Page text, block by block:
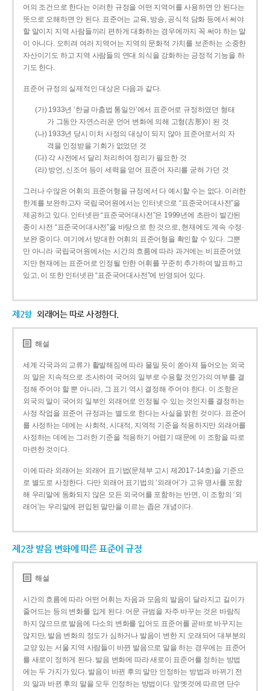
어의 조건으로 한다는 이러한 규정을 어떤 지역어를 사용하면 안 된다는
뜻으로 오해하면 안 된다. 표준어는 교육, 방송, 공식적 담화 등에서 써야
할 말이지 지역 사람들끼리 편하게 대화하는 경우에까지 꼭 써야 하는 말
이 아니다. 오히려 여러 지역어는 지역의 문화적 가치를 보존하는 소중한
자산이기도 하고 지역 사람들의 연대 의식을 강화하는 긍정적 기능을 하
기도 한다.
표준어 규정의 실제적인 대상은 다음과 같다.
(가) 1933년 ‘한글 마춤법 통일안’에서 표준어로 규정하였던 형태
가 그동안 자연스러운 언어 변화에 의해 고형(古形)이 된 것
(나) 1933년 당시 미처 사정의 대상이 되지 않아 표준어로서의 자
격을 인정받을 기회가 없었던 것
(다) 각 사전에서 달리 처리하여 정리가 필요한 것
(라) 방언, 신조어 등이 세력을 얻어 표준어 자리를 굳혀 가던 것
그러나 수많은 어휘의 표준어형을 규정에서 다 예시할 수는 없다. 이러한
한계를 보완하고자 국립국어원에서는 인터넷으로 “표준국어대사전”을
제공하고 있다. 인터넷판 “표준국어대사전”은 1999년에 초판이 발간된
종이 사전 “표준국어대사전”을 바탕으로 한 것으로, 현재에도 계속 수정·
보완 중이다. 여기에서 방대한 어휘의 표준어형을 확인할 수 있다. 그뿐
만 아니라 국립국어원에서는 시간의 흐름에 따라 과거에는 비표준어였
지만 현재에는 표준어로 인정될 만한 어휘를 꾸준히 추가하여 발표하고
있고, 이 또한 인터넷판 “표준국어대사전”에 반영되어 있다.
제2항 외래어는 따로 사정한다.
해설
세계 각국과의 교류가 활발해짐에 따라 물밀 듯이 쏟아져 들어오는 외국
의 말은 지속적으로 조사하여 국어의 일부로 수용할 것인가의 여부를 결
정해 주어야 할 뿐 아니라, 그 표기 역시 결정해 주어야 한다. 이 조항은
외국의 말이 국어의 일부인 외래어로 인정될 수 있는 것인지를 결정하는
사정 작업을 표준어 규정과는 별도로 한다는 사실을 밝힌 것이다. 표준어
를 사정하는 데에는 사회적, 시대적, 지역적 기준을 적용하지만 외래어를
사정하는 데에는 그러한 기준을 적용하기 어렵기 때문에 이 조항을 따로
마련한 것이다.
이에 따라 외래어는 외래어 표기법(문체부 고시 제2017-14호)을 기준으
로 별도로 사정한다. 다만 외래어 표기법의 ‘외래어’가 고유 명사를 포함
해 우리말에 동화되지 않은 모든 외국어를 포함하는 반면, 이 조항의 ‘외
래어’는 우리말에 편입된 말만을 이르는 좁은 개념이다.
제2장 발음 변화에 따른 표준어 규정
해설
시간의 흐름에 따라 어떤 어휘는 자음과 모음의 발음이 달라지고 길이가
줄어드는 등의 변화를 입게 된다. 어문 규범을 자주 바꾸는 것은 바람직
하지 않으므로 발음에 다소의 변화를 입어도 표준어를 곧바로 바꾸지는
않지만, 발음 변화의 정도가 심하거나 발음이 변한 지 오래되어 대부분의
교양 있는 서울 지역 사람들이 바뀐 발음으로 말을 하는 경우에는 표준어
를 새로이 정하게 된다. 발음 변화에 따라 새로이 표준어를 정하는 방법
에는 두 가지가 있다. 발음이 바뀐 후의 말만 인정하는 방법과 바뀌기 전
의 말과 바뀐 후의 말을 모두 인정하는 방법이다. 앞엣것에 따르면 단수